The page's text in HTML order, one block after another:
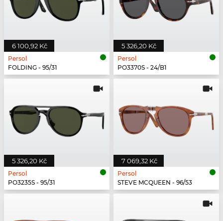
6 100,92 Kč
Persol
FOLDING - 95/31
5 326,20 Kč
Persol
PO3370S - 24/B1
5 326,20 Kč
Persol
PO3235S - 95/31
7 069,32 Kč
Persol
STEVE MCQUEEN - 96/53